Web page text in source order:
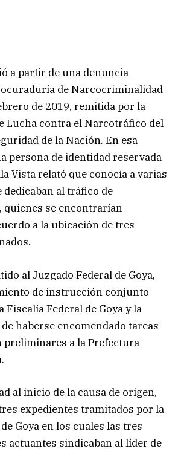
a partir de una denuncia
de Narcocriminalidad
de 2019, remitida por la
Lucha contra el Narcotráfico del
de la Nación. En esa
persona de identidad reservada
Vista relató que conocía a varias
dedicaban al tráfico de
quienes se encontrarían
a la ubicación de tres
al Juzgado Federal de Goya,
de instrucción conjunto
Fiscalía Federal de Goya y la
haberse encomendado tareas
preliminares a la Prefectura
al inicio de la causa de origen,
expedientes tramitados por la
Goya en los cuales las tres
actuantes sindicaban al líder de